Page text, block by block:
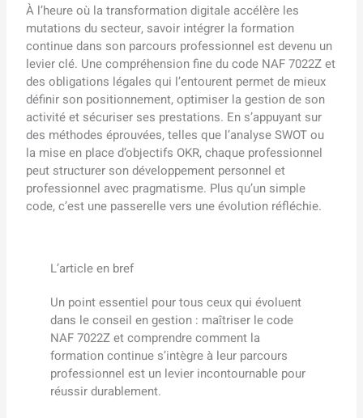
À l’heure où la transformation digitale accélère les
mutations du secteur, savoir intégrer la formation
continue dans son parcours professionnel est devenu un
levier clé. Une compréhension fine du code NAF 7022Z et
des obligations légales qui l’entourent permet de mieux
définir son positionnement, optimiser la gestion de son
activité et sécuriser ses prestations. En s’appuyant sur
des méthodes éprouvées, telles que l’analyse SWOT ou
la mise en place d’objectifs OKR, chaque professionnel
peut structurer son développement personnel et
professionnel avec pragmatisme. Plus qu’un simple
code, c’est une passerelle vers une évolution réfléchie.
L’article en bref
Un point essentiel pour tous ceux qui évoluent
dans le conseil en gestion : maîtriser le code
NAF 7022Z et comprendre comment la
formation continue s’intègre à leur parcours
professionnel est un levier incontournable pour
réussir durablement.